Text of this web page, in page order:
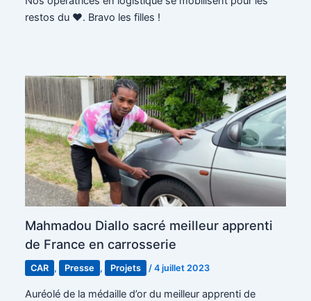
restos du ♥️. Bravo les filles !
Mahmadou Diallo sacré meilleur apprenti
de France en carrosserie
CAR , Presse , Projets /4 juillet 2023
Auréolé de la médaille d’or du meilleur apprenti de